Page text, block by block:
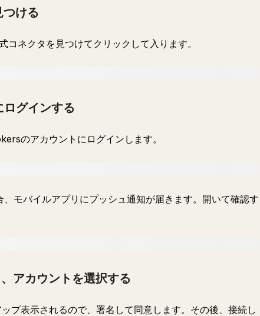
ける
ネクタを見つけてクリックして入ります。
グインする
のアカウントにログインします。
モバイルアプリにプッシュ通知が届きます。開いて確認す
アカウントを選択する
プ表示されるので、署名して同意します。その後、接続し